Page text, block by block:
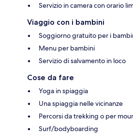
Servizio in camera con orario
Viaggio con i bambini
Soggiorno gratuito per i
Menu per bambini
Servizio di salvamento in loco
Cose da fare
Yoga in spiaggia
Una spiaggia nelle vicinanze
Percorsi da trekking o per
Surf/bodyboarding